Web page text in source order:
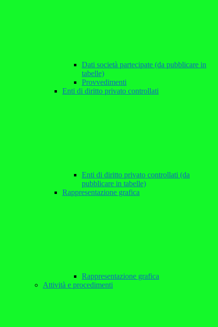
Dati società partecipate (da pubblicare in
tabelle)
Provvedimenti
Enti di diritto privato controllati
Enti di diritto privato controllati (da
pubblicare in tabelle)
Rappresentazione grafica
Rappresentazione grafica
Attività e procedimenti